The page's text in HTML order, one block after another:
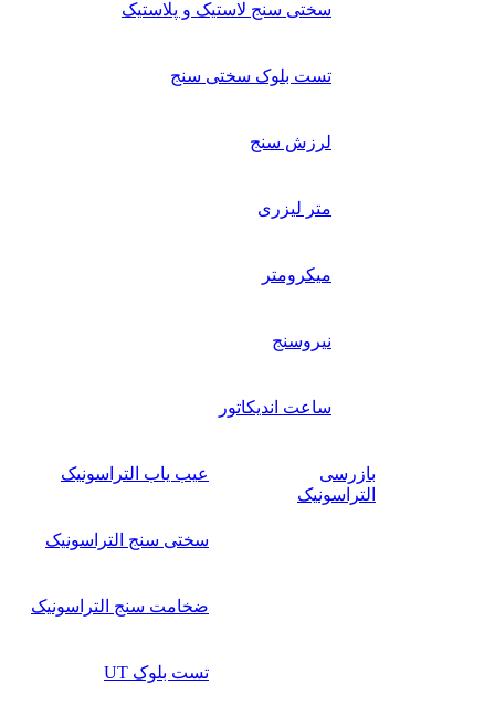
سختی سنج لاستیک و پلاستیک
تست بلوک سختی سنج
لرزش سنج
متر لیزری
میکرومتر
نیروسنج
ساعت اندیکاتور
بازرسی
التراسونیک
عیب یاب التراسونیک
سختی سنج التراسونیک
ضخامت سنج التراسونیک
تست بلوک UT